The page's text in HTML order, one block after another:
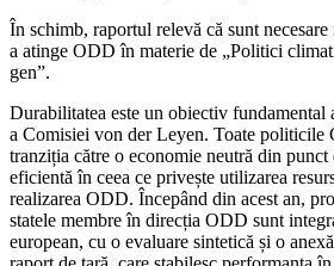
În schimb, raportul relevă că sunt
a atinge ODD în materie de „Politici
gen”.
Durabilitatea este un obiectiv
a Comisiei von der Leyen. Toate politicile
tranziția către o economie neutră din
eficientă în ceea ce privește utilizarea
realizarea ODD. Începând din acest an,
statele membre în direcția ODD sunt
european, cu o evaluare sintetică și o